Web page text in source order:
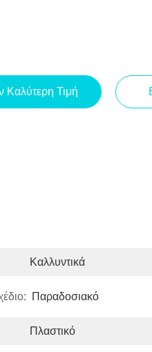
Καλύτερη Τιμή
Καλλυντικά
Παραδοσιακό
Πλαστικό